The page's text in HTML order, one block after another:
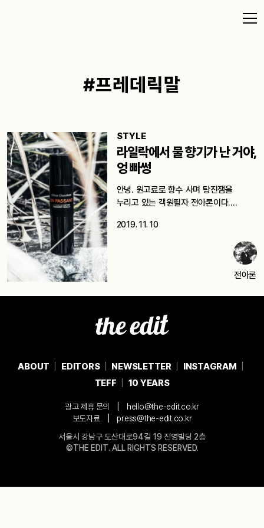
#프레데릭말
STYLE
라일락에서 물 향기가 난 거야,
엉 빠썽
안녕. 원고료로 향수 사며 탕진잼을
누리고 있는 객원필자 전아론이다.
2019. 11. 10
전아론
ABOUT EDITORS NEWSLETTER
INSTAGRAM
TEFF
10 YEARS
광고 제휴 문의
hello@the-edit.co.kr
보도자료
press@the-edit.co.kr
서울시 강남구 도산대로94길 19 진영빌딩 2층
©THE EDIT. ALL RIGHTS RESERVED.